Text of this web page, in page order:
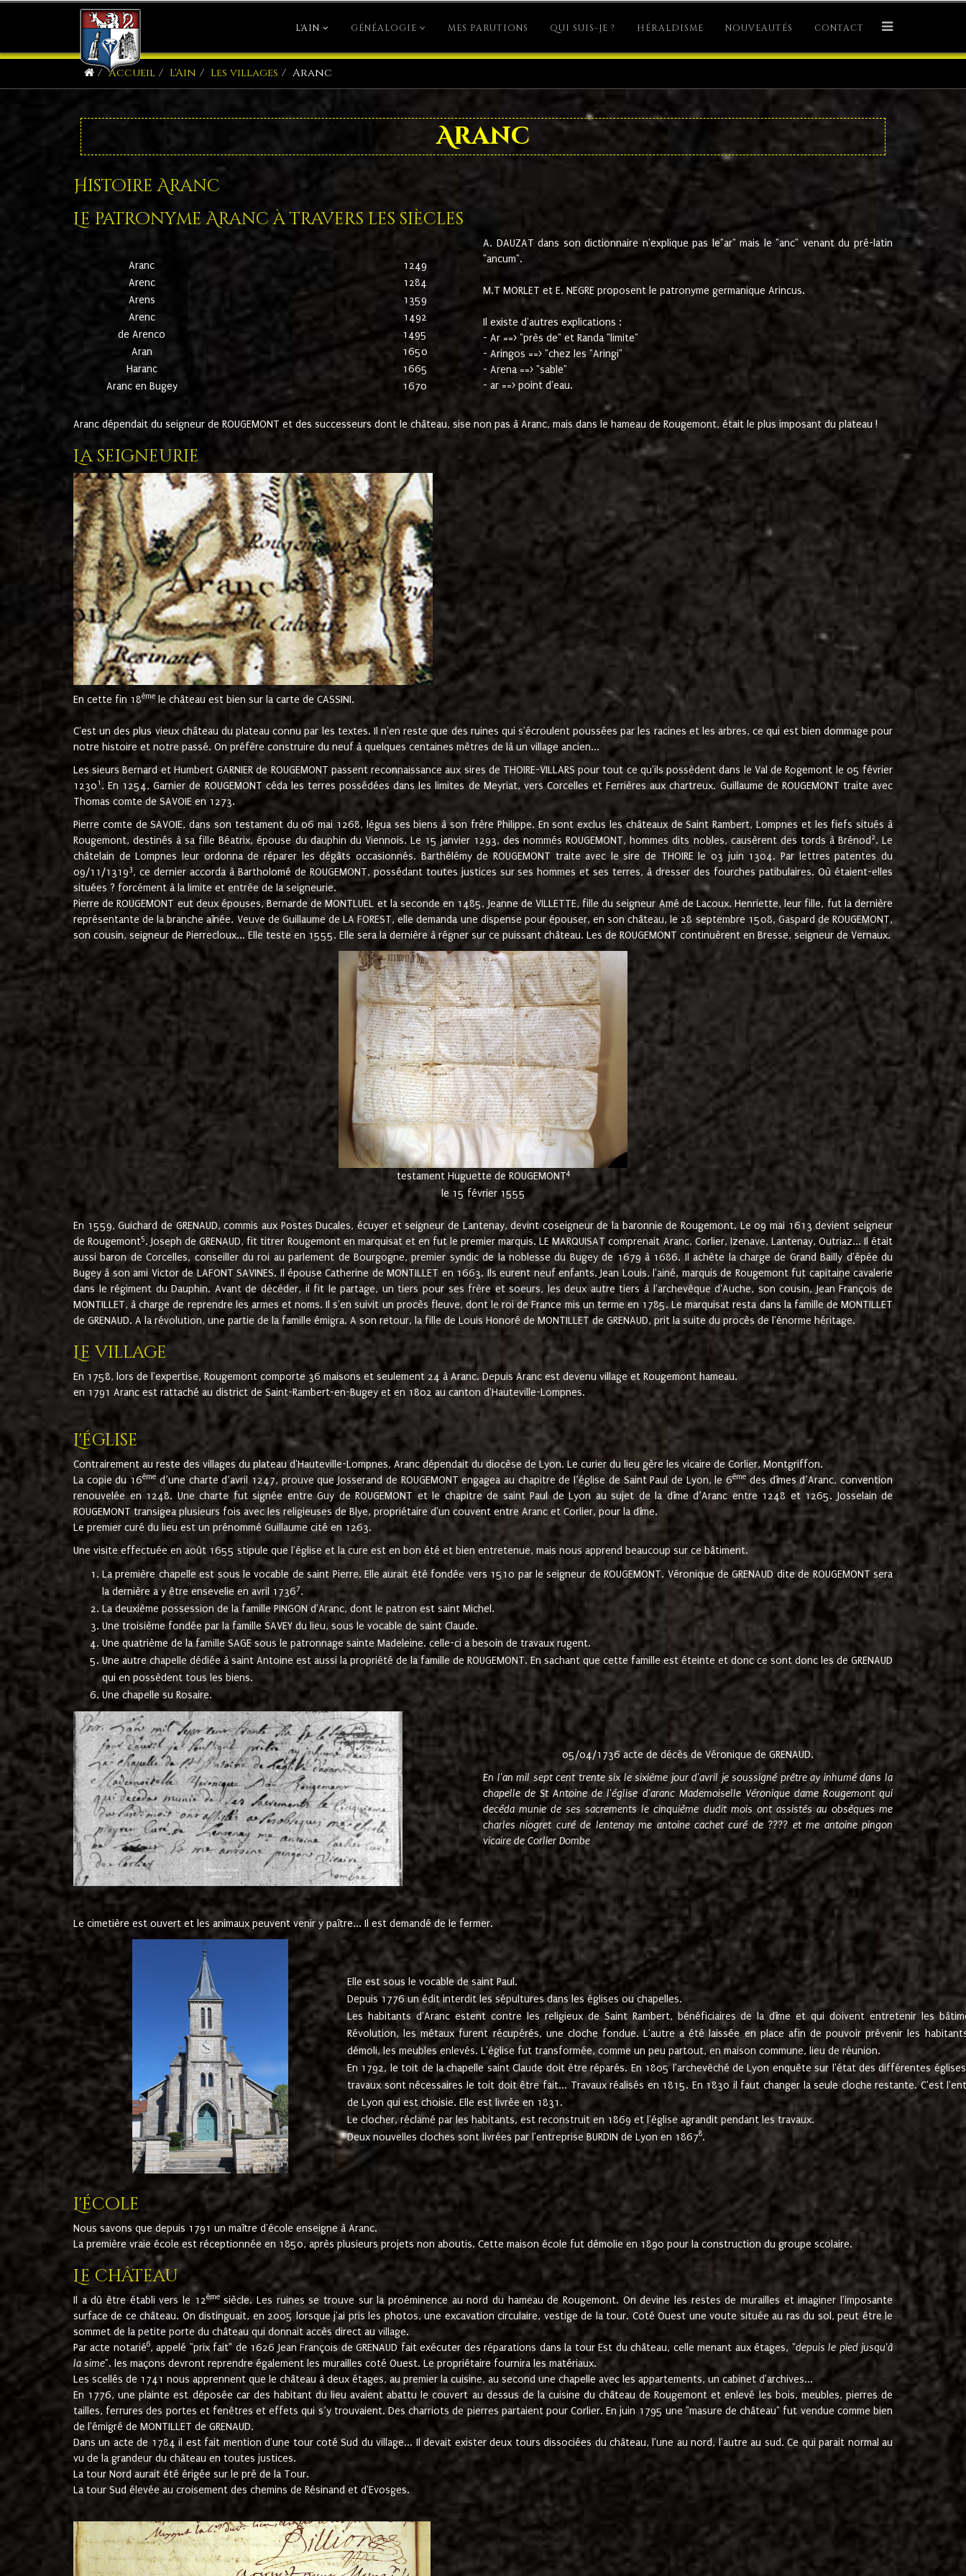
L'AIN GÉNÉALOGIE MES PARUTIONS QUI SUIS-JE ? HÉRALDISME NOUVEAUTÉS CONTACT
Accueil L'Ain Les villages Aranc
Aranc
Histoire Aranc
Le patronyme Aranc à travers les siècles
Aranc
1249
Arenc
1284
Arens
1359
Arenc
1492
de Arenco
1495
Aran
1650
Haranc
1665
Aranc en Bugey
1670
A. DAUZAT dans son dictionnaire n'explique pas le"ar" mais le "anc" venant du pré-latin
"ancum".
M.T MORLET et E. NEGRE proposent le patronyme germanique Arincus.
Il existe d'autres explications :
- Ar ==> "près de" et Randa "limite"
- Aringos ==> "chez les "Aringi"
- Arena ==> "sable"
- ar ==> point d'eau.
Aranc dépendait du seigneur de ROUGEMONT et des successeurs dont le château, sise non pas à Aranc, mais dans le hameau de Rougemont, était le plus imposant du plateau !
La seigneurie
En cette fin 18ème le château est bien sur la carte de CASSINI.
C'est un des plus vieux château du plateau connu par les textes. Il n'en reste que des ruines qui s'écroulent poussées par les racines et les arbres, ce qui est bien dommage pour
notre histoire et notre passé. On préfère construire du neuf à quelques centaines mètres de là un village ancien...
Les sieurs Bernard et Humbert GARNIER de ROUGEMONT passent reconnaissance aux sires de THOIRE-VILLARS pour tout ce qu'ils possèdent dans le Val de Rogemont le 05 février
12301 . En 1254, Garnier de ROUGEMONT céda les terres possédées dans les limites de Meyriat, vers Corcelles et Ferrières aux chartreux. Guillaume de ROUGEMONT traite avec
Thomas comte de SAVOIE en 1273.
Pierre comte de SAVOIE, dans son testament du 06 mai 1268, légua ses biens à son frère Philippe. En sont exclus les châteaux de Saint Rambert, Lompnes et les fiefs situés à
Rougemont, destinés à sa fille Béatrix, épouse du dauphin du Viennois. Le 15 janvier 1293, des nommés ROUGEMONT, hommes dits nobles, causèrent des tords à Brénod 2. Le
châtelain de Lompnes leur ordonna de réparer les dégâts occasionnés. Barthélémy de ROUGEMONT traite avec le sire de THOIRE le 03 juin 1304. Par lettres patentes du
09/11/13193, ce dernier accorda à Bartholomé de ROUGEMONT, possédant toutes justices sur ses hommes et ses terres, à dresser des fourches patibulaires. Où étaient-elles
situées ? forcément à la limite et entrée de la seigneurie.
Pierre de ROUGEMONT eut deux épouses, Bernarde de MONTLUEL et la seconde en 1485, Jeanne de VILLETTE, fille du seigneur Amé de Lacoux. Henriette, leur fille, fut la dernière
représentante de la branche aînée. Veuve de Guillaume de LA FOREST, elle demanda une dispense pour épouser, en son château, le 28 septembre 1508, Gaspard de ROUGEMONT,
son cousin, seigneur de Pierrecloux... Elle teste en 1555. Elle sera la dernière à régner sur ce puissant château. Les de ROUGEMONT continuèrent en Bresse, seigneur de Vernaux.
testament Huguette de ROUGEMONT4
le 15 février 1555
En 1559, Guichard de GRENAUD, commis aux Postes Ducales, écuyer et seigneur de Lantenay, devint coseigneur de la baronnie de Rougemont. Le 09 mai 1613 devient seigneur
de Rougemont5. Joseph de GRENAUD, fit titrer Rougemont en marquisat et en fut le premier marquis. LE MARQUISAT comprenait Aranc, Corlier, Izenave, Lantenay, Outriaz... Il était
aussi baron de Corcelles, conseiller du roi au parlement de Bourgogne, premier syndic de la noblesse du Bugey de 1679 à 1686. Il achète la charge de Grand Bailly d'épée du
Bugey à son ami Victor de LAFONT SAVINES. Il épouse Catherine de MONTILLET en 1663. Ils eurent neuf enfants. Jean Louis, l'ainé, marquis de Rougemont fut capitaine cavalerie
dans le régiment du Dauphin. Avant de décéder, il fit le partage, un tiers pour ses frère et soeurs, les deux autre tiers à l'archevêque d'Auche, son cousin, Jean François de
MONTILLET, à charge de reprendre les armes et noms. Il s'en suivit un procès fleuve, dont le roi de France mis un terme en 1785. Le marquisat resta dans la famille de MONTILLET
de GRENAUD. A la révolution, une partie de la famille émigra. A son retour, la fille de Louis Honoré de MONTILLET de GRENAUD, prit la suite du procès de l'énorme héritage.
Le village
En 1758, lors de l'expertise, Rougemont comporte 36 maisons et seulement 24 à Aranc. Depuis Aranc est devenu village et Rougemont hameau.
en 1791 Aranc est rattaché au district de Saint-Rambert-en-Bugey et en 1802 au canton d'Hauteville-Lompnes.
L'église
Contrairement au reste des villages du plateau d'Hauteville-Lompnes, Aranc dépendait du diocèse de Lyon. Le curier du lieu gère les vicaire de Corlier, Montgriffon.
La copie du 16ème d’une charte d’avril 1247, prouve que Josserand de ROUGEMONT engagea au chapitre de l’église de Saint Paul de Lyon, le 6ème des dîmes d’Aranc, convention
renouvelée en 1248. Une charte fut signée entre Guy de ROUGEMONT et le chapitre de saint Paul de Lyon au sujet de la dîme d’Aranc entre 1248 et 1265. Josselain de
ROUGEMONT transigea plusieurs fois avec les religieuses de Blye, propriétaire d'un couvent entre Aranc et Corlier, pour la dîme.
Le premier curé du lieu est un prénommé Guillaume cité en 1263.
Une visite effectuée en août 1655 stipule que l'église et la cure est en bon été et bien entretenue, mais nous apprend beaucoup sur ce bâtiment.
La première chapelle est sous le vocable de saint Pierre. Elle aurait été fondée vers 1510 par le seigneur de ROUGEMONT. Véronique de GRENAUD dite de ROUGEMONT sera
la dernière a y être ensevelie en avril 17367.
La deuxième possession de la famille PINGON d'Aranc, dont le patron est saint Michel.
Une troisième fondée par la famille SAVEY du lieu, sous le vocable de saint Claude.
Une quatrième de la famille SAGE sous le patronnage sainte Madeleine. celle-ci a besoin de travaux rugent.
Une autre chapelle dédiée à saint Antoine est aussi la propriété de la famille de ROUGEMONT. En sachant que cette famille est éteinte et donc ce sont donc les de GRENAUD
qui en possèdent tous les biens.
Une chapelle su Rosaire.
05/04/1736 acte de décès de Véronique de GRENAUD.
En l'an mil sept cent trente six le sixième jour d'avril je soussigné prêtre ay inhumé dans la
chapelle de St Antoine de l'église d'aranc Mademoiselle Véronique dame Rougemont qui
decéda munie de ses sacrements le cinquième dudit mois ont assistés au obsèques me
charles niogret curé de lentenay me antoine cachet curé de ???? et me antoine pingon
vicaire de Corlier Dombe
Le cimetière est ouvert et les animaux peuvent venir y paître... Il est demandé de le fermer.
Elle est sous le vocable de saint Paul.
Depuis 1776 un édit interdit les sépultures dans les églises ou chapelles.
Les habitants d'Aranc estent contre les religieux de Saint Rambert, bénéficiaires de la dîme et qui doivent entretenir les
Révolution, les métaux furent récupérés, une cloche fondue. L'autre a été laissée en place afin de pouvoir prévenir les
démoli, les meubles enlevés. L'église fut transformée, comme un peu partout, en maison commune, lieu de réunion.
En 1792, le toit de la chapelle saint Claude doit être réparés. En 1805 l'archevêché de Lyon enquête sur l'état des différentes
travaux sont nécessaires le toit doit être fait... Travaux réalisés en 1815. En 1830 il faut changer la seule cloche restante. C'est
de Lyon qui est choisie. Elle est livrée en 1831.
Le clocher, réclamé par les habitants, est reconstruit en 1869 et l'église agrandit pendant les travaux.
Deux nouvelles cloches sont livrées par l'entreprise BURDIN de Lyon en 18678.
L'école
Nous savons que depuis 1791 un maître d'école enseigne à Aranc.
La première vraie école est réceptionnée en 1850, après plusieurs projets non aboutis. Cette maison école fut démolie en 1890 pour la construction du groupe scolaire.
Le château
Il a dû être établi vers le 12èmesiècle. Les ruines se trouve sur la proéminence au nord du hameau de Rougemont. On devine les restes de murailles et imaginer l'imposante
surface de ce château. On distinguait, en 2005 lorsque j'ai pris les photos, une excavation circulaire, vestige de la tour. Coté Ouest une voute située au ras du sol, peut être le
sommet de la petite porte du château qui donnait accès direct au village.
Par acte notarié6, appelé "prix fait" de 1626 Jean François de GRENAUD fait exécuter des réparations dans la tour Est du château, celle menant aux étages, "depuis le pied jusqu'à
la sime". les maçons devront reprendre également les murailles coté Ouest. Le propriétaire fournira les matériaux.
Les scellés de 1741 nous apprennent que le château à deux étages, au premier la cuisine, au second une chapelle avec les appartements, un cabinet d'archives...
En 1776, une plainte est déposée car des habitant du lieu avaient abattu le couvert au dessus de la cuisine du château de Rougemont et enlevé les bois, meubles, pierres de
tailles, ferrures des portes et fenêtres et effets qui s’y trouvaient. Des charriots de pierres partaient pour Corlier. En juin 1795 une "masure de château" fut vendue comme bien
de l'émigré de MONTILLET de GRENAUD.
Dans un acte de 1784 il est fait mention d'une tour coté Sud du village... Il devait exister deux tours dissociées du château, l'une au nord, l'autre au sud. Ce qui parait normal au
vu de la grandeur du château en toutes justices.
La tour Nord aurait été érigée sur le pré de la Tour.
La tour Sud élevée au croisement des chemins de Résinand et d'Evosges.